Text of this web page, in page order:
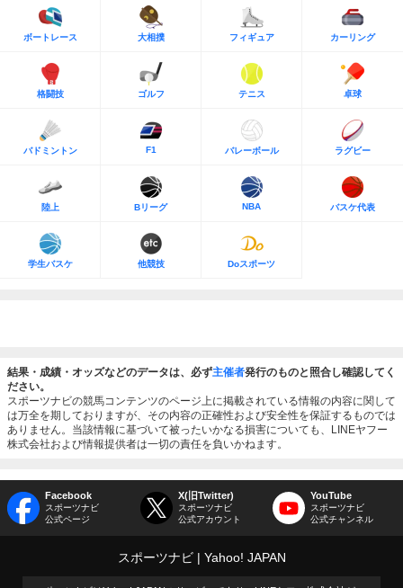
ボートレース 大相撲 フィギュア カーリング
格闘技 ゴルフ テニス 卓球
バドミントン F1 バレーボール ラグビー
陸上 Bリーグ NBA バスケ代表
学生バスケ 他競技 Doスポーツ
結果・成績・オッズなどのデータは、必ず主催者発行のものと照合し確認してく
ださい。
スポーツナビの競馬コンテンツのページ上に掲載されている情報の内容に関して
は万全を期しておりますが、その内容の正確性および安全性を保証するものでは
ありません。当該情報に基づいて被ったいかなる損害についても、LINEヤフー
株式会社および情報提供者は一切の責任を負いかねます。
Facebook
スポーツナビ
公式ページ
X(旧Twitter)
スポーツナビ
公式アカウント
YouTube
スポーツナビ
公式チャンネル
スポーツナビ Yahoo! JAPAN